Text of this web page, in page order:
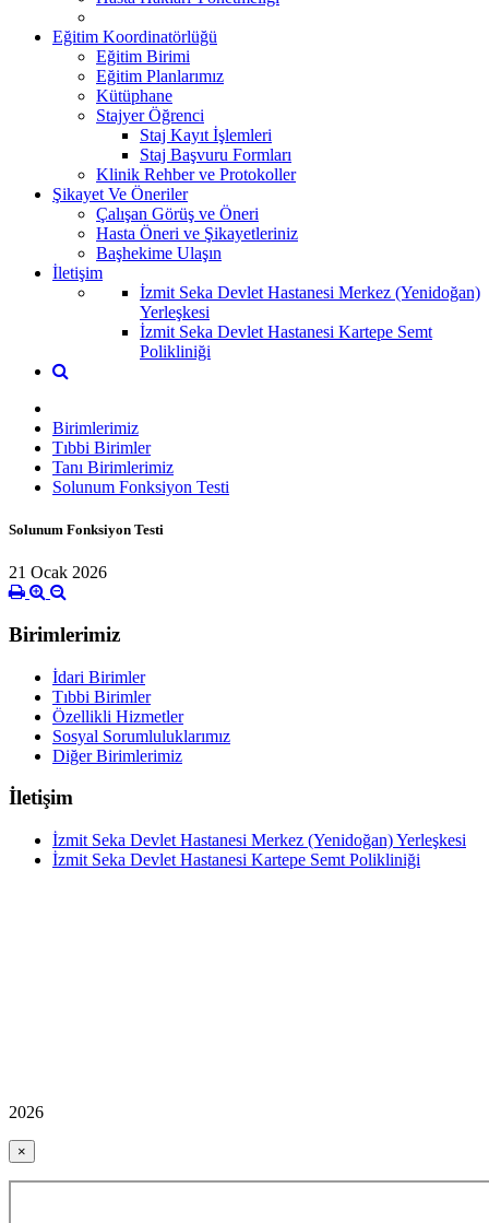
Eğitim Koordinatörlüğü
Eğitim Birimi
Eğitim Planlarımız
Kütüphane
Stajyer Öğrenci
Staj Kayıt İşlemleri
Staj Başvuru Formları
Klinik Rehber ve Protokoller
Şikayet Ve Öneriler
Çalışan Görüş ve Öneri
Hasta Öneri ve Şikayetleriniz
Başhekime Ulaşın
İletişim
İzmit Seka Devlet Hastanesi Merkez (Yenidoğan)
Yerleşkesi
İzmit Seka Devlet Hastanesi Kartepe Semt
Polikliniği
Birimlerimiz
Tıbbi Birimler
Tanı Birimlerimiz
Solunum Fonksiyon Testi
Solunum Fonksiyon Testi
21 Ocak 2026
Birimlerimiz
İdari Birimler
Tıbbi Birimler
Özellikli Hizmetler
Sosyal Sorumluluklarımız
Diğer Birimlerimiz
İletişim
İzmit Seka Devlet Hastanesi Merkez (Yenidoğan) Yerleşkesi
İzmit Seka Devlet Hastanesi Kartepe Semt Polikliniği
2026
×